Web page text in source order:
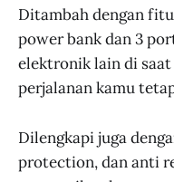
Ditambah dengan
power bank dan 3
elektronik lain di
perjalanan kamu
Dilengkapi juga
protection, dan anti